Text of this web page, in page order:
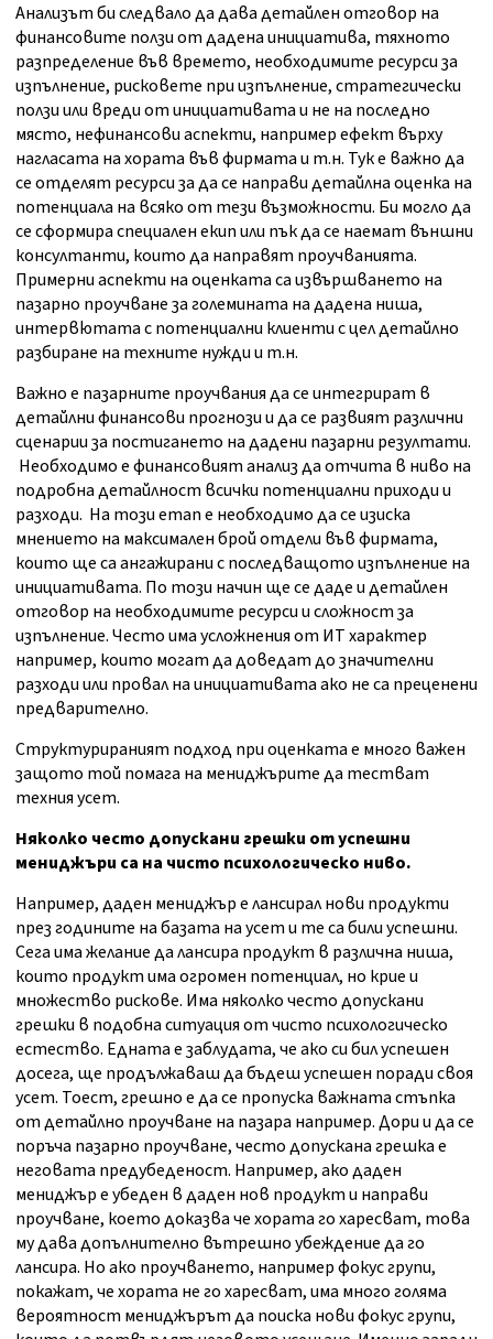
Анализът би следвало да дава детайлен отговор на
финансовите ползи от дадена инициатива, тяхното
разпределение във времето, необходимите ресурси за
изпълнение, рисковете при изпълнение, стратегически
ползи или вреди от инициативата и не на последно
място, нефинансови аспекти, например ефект върху
нагласата на хората във фирмата и т.н. Тук е важно да
се отделят ресурси за да се направи детайлна оценка на
потенциала на всяко от тези възможности. Би могло да
се сформира специален екип или пък да се наемат външни
консултанти, които да направят проучванията.
Примерни аспекти на оценката са извършването на
пазарно проучване за големината на дадена ниша,
интервютата с потенциални клиенти с цел детайлно
разбиране на техните нужди и т.н.
Важно е пазарните проучвания да се интегрират в
детайлни финансови прогнози и да се развият различни
сценарии за постигането на дадени пазарни резултати.
Необходимо е финансовият анализ да отчита в ниво на
подробна детайлност всички потенциални приходи и
разходи. На този етап е необходимо да се изиска
мнението на максимален брой отдели във фирмата,
които ще са ангажирани с последващото изпълнение на
инициативата. По този начин ще се даде и детайлен
отговор на необходимите ресурси и сложност за
изпълнение. Често има усложнения от ИТ характер
например, които могат да доведат до значителни
разходи или провал на инициативата ако не са преценени
предварително.
Структурираният подход при оценката е много важен
защото той помага на мениджърите да тестват
техния усет.
Няколко често допускани грешки от успешни
мениджъри са на чисто психологическо ниво.
Например, даден мениджър е лансирал нови продукти
през годините на базата на усет и те са били успешни.
Сега има желание да лансира продукт в различна ниша,
които продукт има огромен потенциал, но крие и
множество рискове. Има няколко често допускани
грешки в подобна ситуация от чисто психологическо
естество. Едната е заблудата, че ако си бил успешен
досега, ще продължаваш да бъдеш успешен поради своя
усет. Тоест, грешно е да се пропуска важната стъпка
от детайлно проучване на пазара например. Дори и да се
поръча пазарно проучване, често допускана грешка е
неговата предубеденост. Например, ако даден
мениджър е убеден в даден нов продукт и направи
проучване, което доказва че хората го харесват, това
му дава допълнително вътрешно убеждение да го
лансира. Но ако проучването, например фокус групи,
покажат, че хората не го харесват, има много голяма
вероятност мениджърът да поиска нови фокус групи,